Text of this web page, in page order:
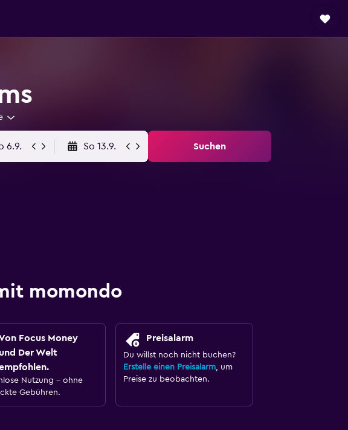
6.9. So 13.9. Suchen
momondo
Focus Money
und Der Welt
Nutzung – ohne
Gebühren.
Preisalarm
Du willst noch nicht buchen?
Erstelle einen Preisalarm, um
Preise zu beobachten.